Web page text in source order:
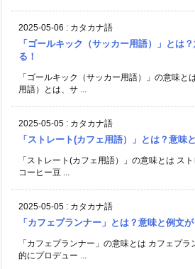
2025-05-06 : カタカナ語
「ゴールキック（サッカー用語）」とは
る！
「ゴールキック（サッカー用語）」の意味と
用語）とは、サ ...
2025-05-05 : カタカナ語
「ストレート(カフェ用語）」とは？意味
「ストレート(カフェ用語）」の意味とは ス
コーヒー豆 ...
2025-05-05 : カタカナ語
「カフェプランナー」とは？意味と例文
「カフェプランナー」の意味とは カフェプ
的にプロデュー ...